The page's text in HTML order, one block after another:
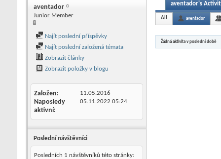
aventador
Junior Member
Najít poslední příspěvky
Najít poslední založená témata
Zobrazit články
Zobrazit položky v blogu
Založen 11.05.2016
Naposledy
aktivní
05.11.2022 05:24
Poslední návštěvníci
Posledních 1 návštěvníků této stránky:
aventador's
All aventador
Žádná aktivita v poslední době